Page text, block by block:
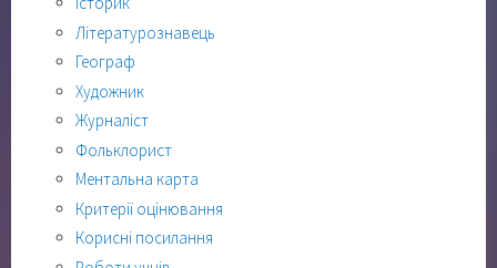
Літературознавець
Географ
Художник
Журналіст
Фольклорист
Ментальна карта
Критерії оцінювання
Корисні посилання